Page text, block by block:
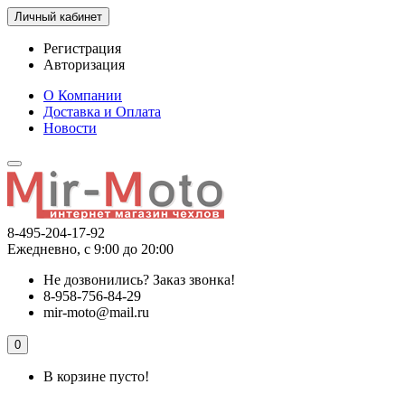
Личный кабинет
Регистрация
Авторизация
О Компании
Доставка и Оплата
Новости
8-495-204-17-92
Ежедневно, с 9:00 до 20:00
Не дозвонились? Заказ звонка!
8-958-756-84-29
mir-moto@mail.ru
0
В корзине пусто!